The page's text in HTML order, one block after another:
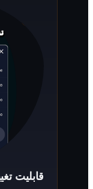
قابلیت تغییر صدا